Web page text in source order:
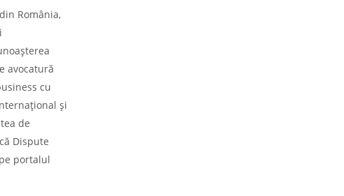
România,
avocatură
cu
și
de
Dispute
portalul